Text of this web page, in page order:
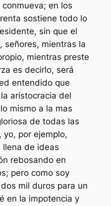
en los
sostiene todo lo
sin que el
señores, mientras la
mientras preste
es decirlo, será
entendido que
aristocracia del
mismo a la mas
de todas las
yo, por ejemplo,
llena de ideas
rebosando en
pero como soy
mil duros para un
en la impotencia y